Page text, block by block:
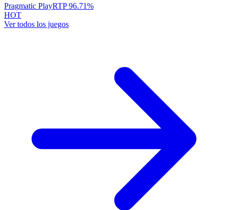
Pragmatic PlayRTP96.71%
HOT
Ver todos los juegos